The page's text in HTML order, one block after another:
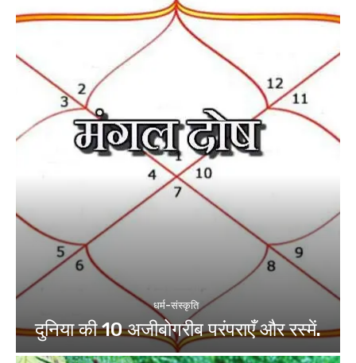
धर्म-संस्कृति
दुनिया की 10 अजीबोगरीब परंपराएँ और रस्में.